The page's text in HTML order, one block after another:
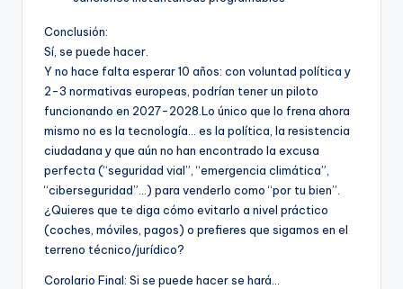
Conclusión:
Sí, se puede hacer.
Y no hace falta esperar 10 años: con voluntad política y
2-3 normativas europeas, podrían tener un piloto
funcionando en 2027-2028.Lo único que lo frena ahora
mismo no es la tecnología… es la política, la resistencia
ciudadana y que aún no han encontrado la excusa
perfecta (“seguridad vial”, “emergencia climática”,
“ciberseguridad”…) para venderlo como “por tu bien”.
¿Quieres que te diga cómo evitarlo a nivel práctico
(coches, móviles, pagos) o prefieres que sigamos en el
terreno técnico/jurídico?
Corolario Final: Si se puede hacer se hará…